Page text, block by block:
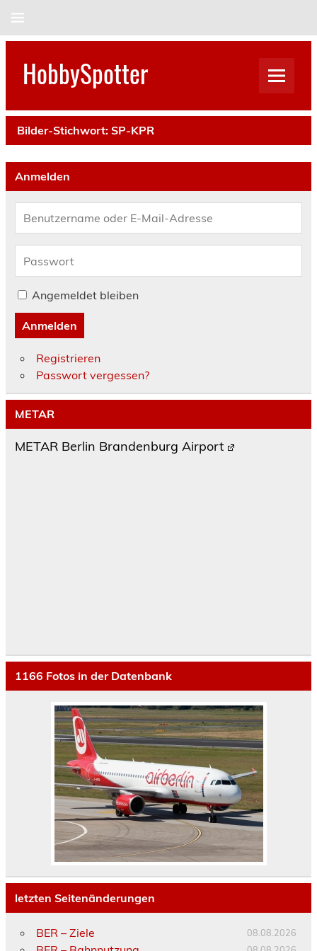
HobbySpotter
Bilder-Stichwort: SP-KPR
Anmelden
Angemeldet bleiben
Anmelden
Registrieren
Passwort vergessen?
METAR
METAR Berlin Brandenburg Airport
1166 Fotos in der Datenbank
letzten Seitenänderungen
BER – Ziele 08.08.2026